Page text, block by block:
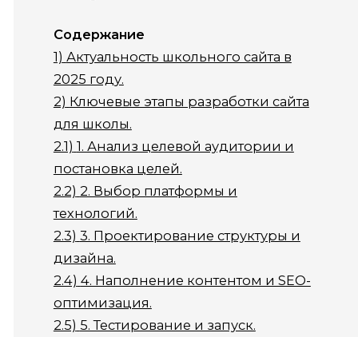
Содержание
1) Актуальность школьного сайта в
2025 году.
2) Ключевые этапы разработки сайта
для школы.
2.1) 1. Анализ целевой аудитории и
постановка целей.
2.2) 2. Выбор платформы и
технологий.
2.3) 3. Проектирование структуры и
дизайна.
2.4) 4. Наполнение контентом и SEO-
оптимизация.
2.5) 5. Тестирование и запуск.